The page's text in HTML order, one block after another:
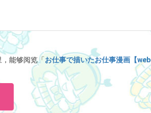
，能够阅览「お仕事で描いたお仕事漫画【web